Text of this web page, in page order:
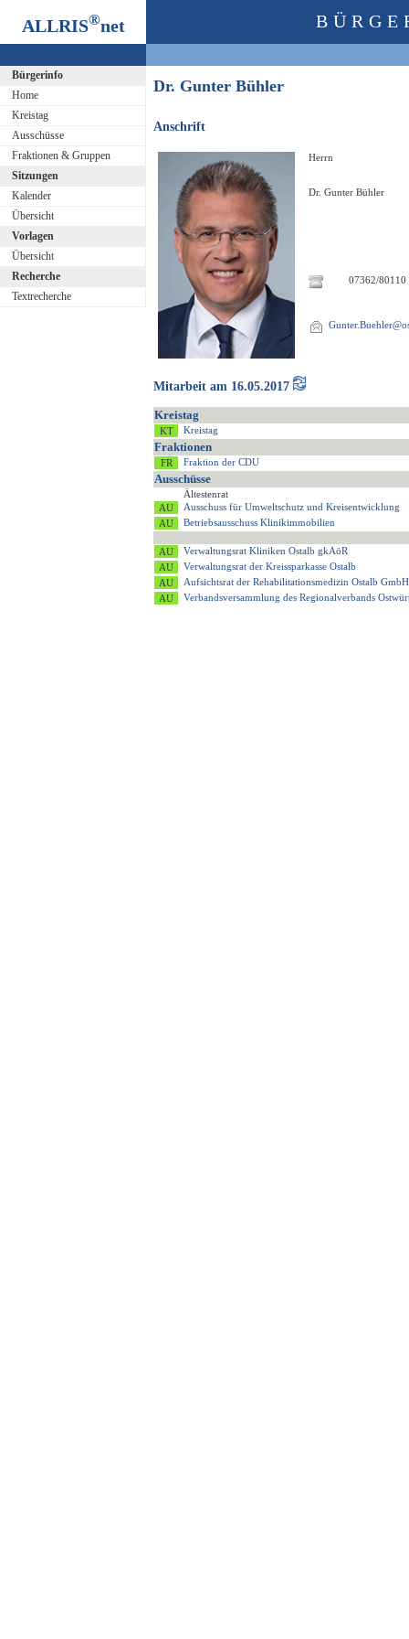
ALLRIS®net
Bürgerinfo
Home
Kreistag
Ausschüsse
Fraktionen & Gruppen
Sitzungen
Kalender
Übersicht
Vorlagen
Übersicht
Recherche
Textrecherche
Dr. Gunter Bühler
Anschrift
Herrn
Dr. Gunter Bühler
07362/80110
Mitarbeit am 16.05.2017
Kreistag
Kreistag
Fraktionen
Fraktion der CDU
Ausschüsse
Ältestenrat
Ausschuss für Umweltschutz und Kreisentwicklung
Betriebsausschuss Klinikimmobilien
Verwaltungsrat Kliniken Ostalb gkAöR
Verwaltungsrat der Kreissparkasse Ostalb
Aufsichtsrat der Rehabilitationsmedizin Ostalb GmbH
Verbandsversammlung des Regionalverbands